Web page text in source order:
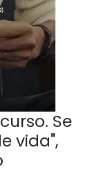
Se
vida",